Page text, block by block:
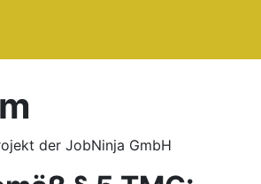
der JobNinja GmbH